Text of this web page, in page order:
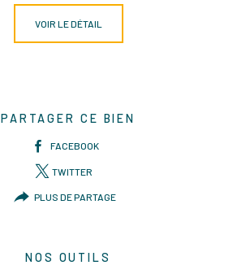
VOIR LE DÉTAIL
PARTAGER CE BIEN
FACEBOOK
TWITTER
PLUS DE PARTAGE
NOS OUTILS